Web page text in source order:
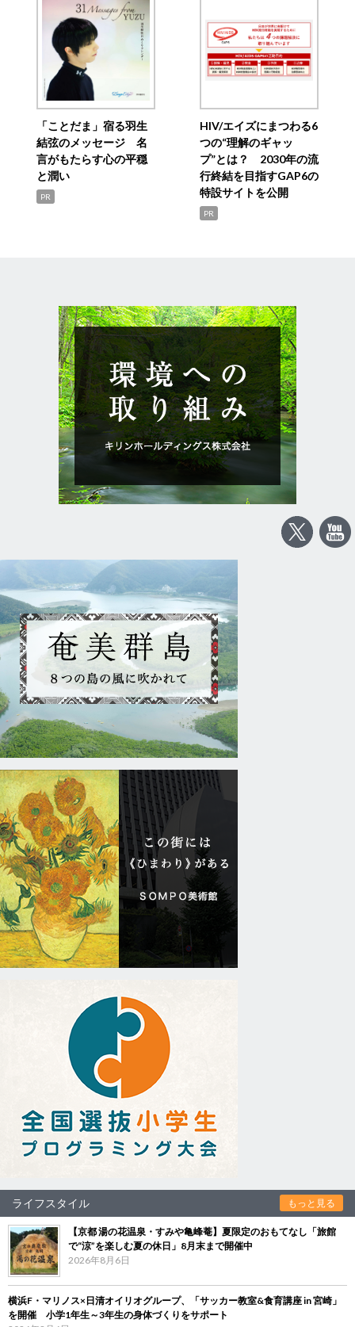
「ことだま」宿る羽生
結弦のメッセージ 名
言がもたらす心の平穏
と潤い
PR
HIV/エイズにまつわる6
つの“理解のギャッ
プ”とは？ 2030年の流
行終結を目指すGAP6の
特設サイトを公開
PR
ライフスタイル もっと見る
【京都 湯の花温泉・すみや亀峰菴】夏限定のおもてなし「旅館
で“涼”を楽しむ夏の休日」8月末まで開催中
2026年8月6日
横浜F・マリノス×日清オイリオグループ、「サッカー教室&食育講座 in 宮崎」
を開催 小学1年生～3年生の身体づくりをサポート